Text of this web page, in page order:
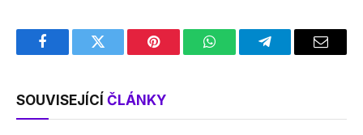
FacebookTwitter Pinterest WhatsAppTelegramEmail
SOUVISEJÍCÍ ČLÁNKY